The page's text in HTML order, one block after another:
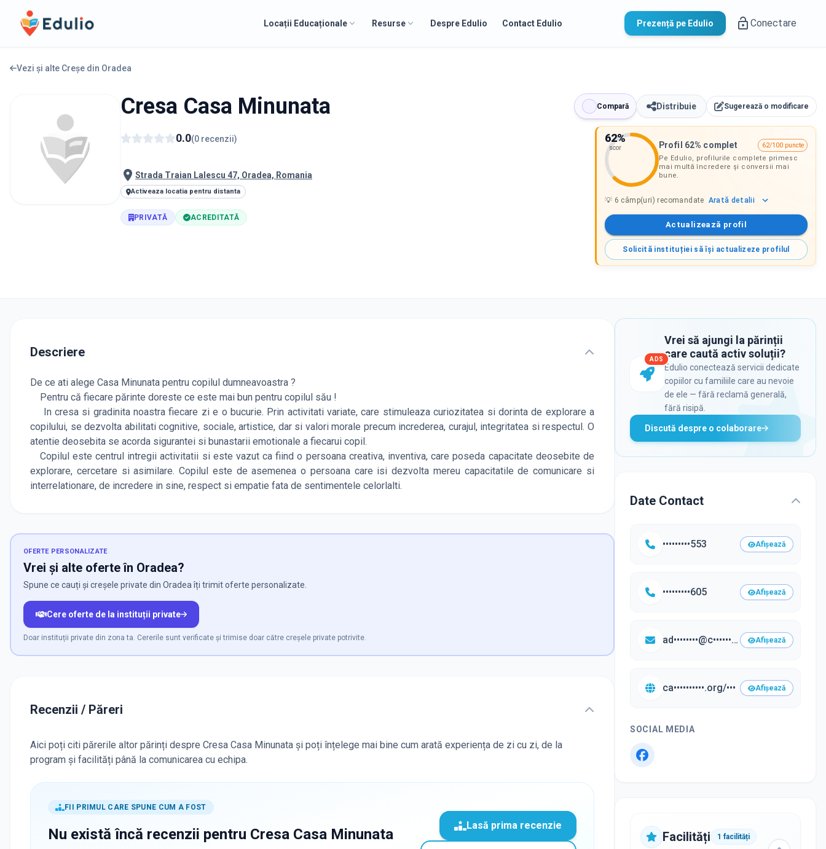
Edulio
Locații Educaționale Resurse Despre Edulio Contact Edulio Prezență pe Edulio Conectare
Vezi și alte Creșe din Oradea
Cresa Casa Minunata Compară Distribuie Sugerează o modificare
0.0(0 recenzii)
Strada Traian Lalescu 47, Oradea, Romania
Activeaza locatia pentru distanta
PRIVATĂ ACREDITATĂ
62%
scor Profil 62% complet
62/100 puncte
Pe Edulio, profilurile complete primesc
mai multă încredere și conversii mai
bune.
💡 6 câmp(uri) recomandate Arată detalii
Actualizează profil
Solicită instituției să își actualizeze profilul
Descriere
De ce ati alege Casa Minunata pentru copilul dumneavoastra ?
Pentru că fiecare părinte doreste ce este mai bun pentru copilul său !
In cresa si gradinita noastra fiecare zi e o bucurie. Prin activitati variate, care stimuleaza curiozitatea si dorinta de explorare a
copilului, se dezvolta abilitati cognitive, sociale, artistice, dar si valori morale precum increderea, curajul, integritatea si respectul. O
atentie deosebita se acorda sigurantei si bunastarii emotionale a fiecarui copil.
Copilul este centrul intregii activitatii si este vazut ca fiind o persoana creativa, inventiva, care poseda capacitate deosebite de
explorare, cercetare si asimilare. Copilul este de asemenea o persoana care isi dezvolta mereu capacitatile de comunicare si
interrelationare, de incredere in sine, respect si empatie fata de sentimentele celorlalti.
OFERTE PERSONALIZATE
Vrei și alte oferte în Oradea?
Spune ce cauți și creșele private din Oradea îți trimit oferte personalizate.
Cere oferte de la instituții private
Doar instituții private din zona ta. Cererile sunt verificate și trimise doar către creșele private potrivite.
Recenzii / Păreri
Aici poți citi părerile altor părinți despre Cresa Casa Minunata și poți înțelege mai bine cum arată experiența de zi cu zi, de la
program și facilități până la comunicarea cu echipa.
FII PRIMUL CARE SPUNE CUM A FOST
Nu există încă recenzii pentru Cresa Casa Minunata
Lasă prima recenzie
ADS
Vrei să ajungi la părinții
care caută activ soluții?
Edulio conectează servicii dedicate
copiilor cu familiile care au nevoie
de ele — fără reclamă generală,
fără risipă.
Discută despre o colaborare
Date Contact
•••••••••553 Afișează
•••••••••605 Afișează
ad••••••••@c•••••••••••.orgAfișează
ca••••••••••.org/••• Afișează
SOCIAL MEDIA
Facilități 1 facilități